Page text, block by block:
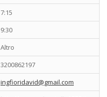
7:15
9:30
Altro
3200862197
ingfioridavid@gmail.com